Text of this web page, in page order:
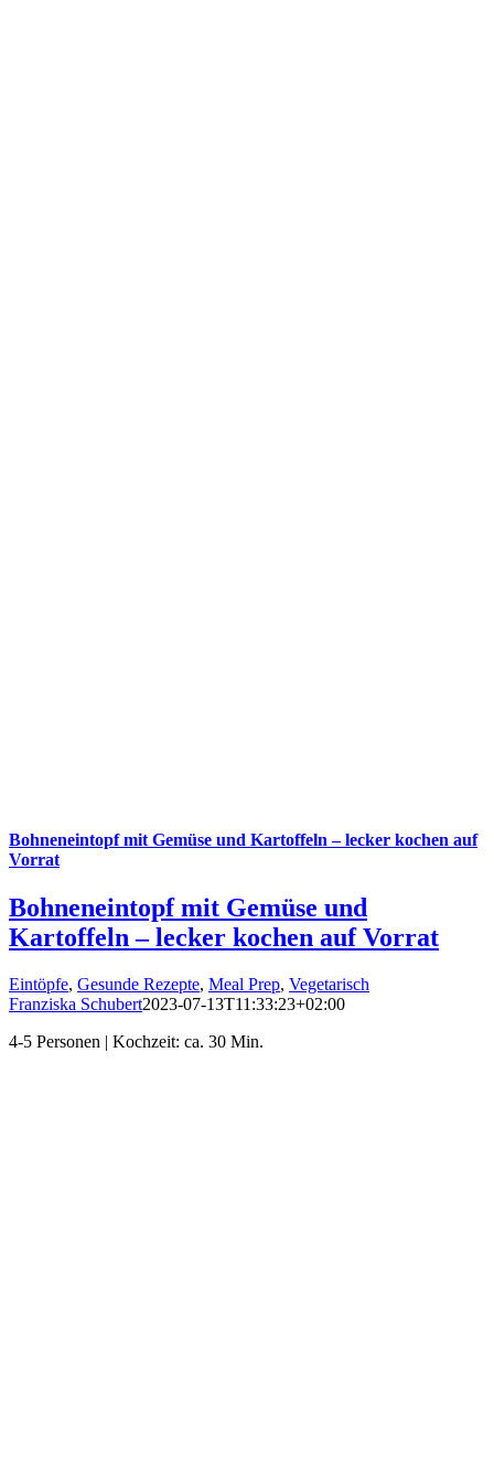
Bohneneintopf mit Gemüse und Kartoffeln – lecker kochen auf
Vorrat
Bohneneintopf mit Gemüse und
Kartoffeln – lecker kochen auf Vorrat
Eintöpfe, Gesunde Rezepte, Meal Prep, Vegetarisch
Franziska Schubert2023-07-13T11:33:23+02:00
4-5 Personen | Kochzeit: ca. 30 Min.